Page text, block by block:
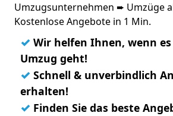
Umzugsunternehmen ➨ Umzüge
Kostenlose Angebote in 1 Min.
✓ Wir helfen Ihnen, wenn
Umzug geht!
✓ Schnell & unverbindlich
erhalten!
✓ Finden Sie das beste